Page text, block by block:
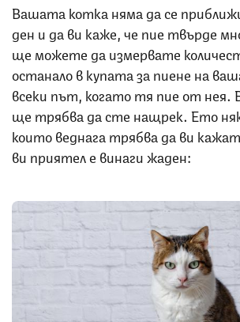
Вашата котка няма да се
ден и да ви каже, че пие твърде
ще можете да измервате
останало в купата за пиене на
всеки път, когато тя пие от нея.
ще трябва да сте нащрек. Ето
които веднага трябва да ви
ви приятел е винаги жаден: